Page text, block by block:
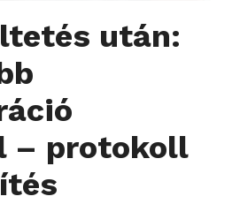
után:
– protokoll